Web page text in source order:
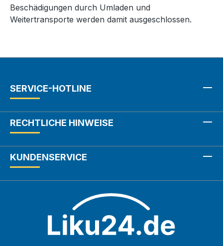
Beschädigungen durch Umladen und
Weitertransporte werden damit ausgeschlossen.
SERVICE-HOTLINE
RECHTLICHE HINWEISE
KUNDENSERVICE